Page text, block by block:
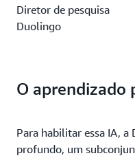
Diretor de pesquisa
Duolingo
O aprendizado
Para habilitar essa IA,
profundo, um